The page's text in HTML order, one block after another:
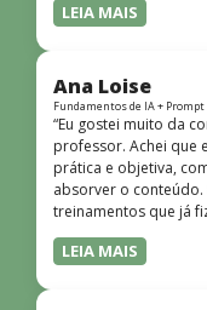
LEIA MAIS
Ana Loise
Fundamentos de IA +
“Eu gostei muito da
professor. Achei que
prática e objetiva,
absorver o
treinamentos que já
LEIA MAIS